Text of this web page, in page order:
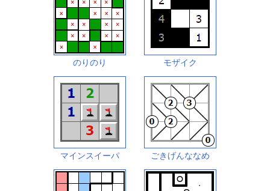
のりのり モザイク
マインスイーパ ごきげんななめ